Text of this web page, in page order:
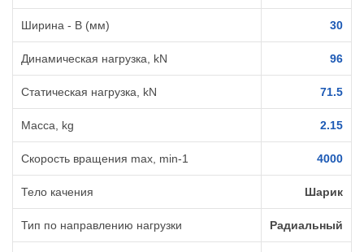
Ширина - B (мм) 30
Динамическая нагрузка, kN 96
Статическая нагрузка, kN 71.5
Масса, kg 2.15
Cкорость вращения max, min-1 4000
Тело качения Шарик
Тип по направлению нагрузки Радиальный